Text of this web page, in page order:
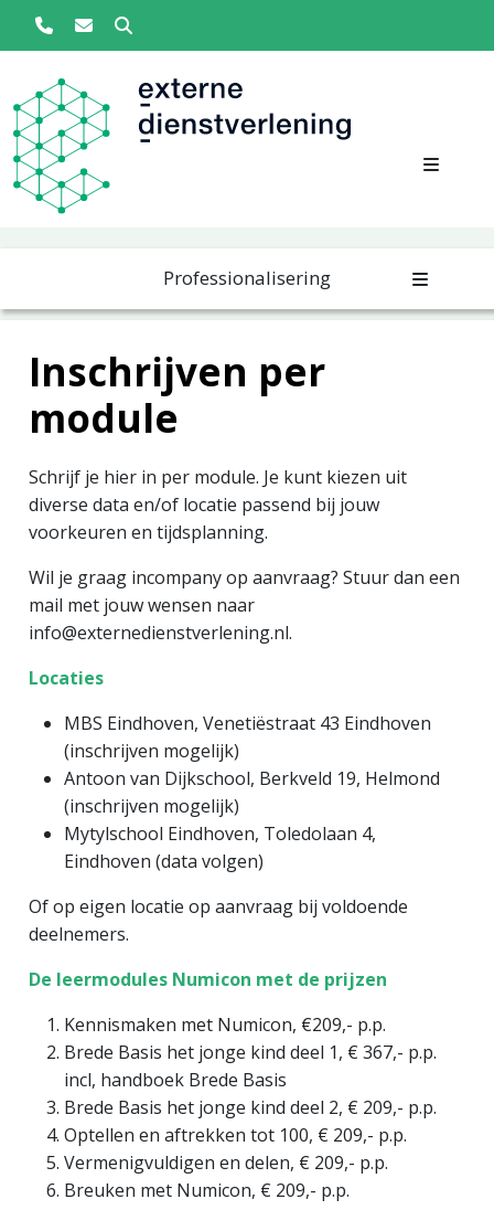
Overslaan en naar de inhoud gaan
Main navigation
Professionalisering
Inschrijven per
module
Schrijf je hier in per module. Je kunt kiezen uit
diverse data en/of locatie passend bij jouw
voorkeuren en tijdsplanning.
Wil je graag incompany op aanvraag? Stuur dan een
mail met jouw wensen naar
info@externedienstverlening.nl.
Locaties
MBS Eindhoven, Venetiëstraat 43 Eindhoven
(inschrijven mogelijk)
Antoon van Dijkschool, Berkveld 19, Helmond
(inschrijven mogelijk)
Mytylschool Eindhoven, Toledolaan 4,
Eindhoven (data volgen)
Of op eigen locatie op aanvraag bij voldoende
deelnemers.
De leermodules Numicon met de prijzen
Kennismaken met Numicon, €209,- p.p.
Brede Basis het jonge kind deel 1, € 367,- p.p.
incl, handboek Brede Basis
Brede Basis het jonge kind deel 2, € 209,- p.p.
Optellen en aftrekken tot 100, € 209,- p.p.
Vermenigvuldigen en delen, € 209,- p.p.
Breuken met Numicon, € 209,- p.p.